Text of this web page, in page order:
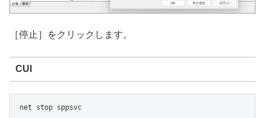
［停止］をクリックします。
CUI
net stop sppsvc